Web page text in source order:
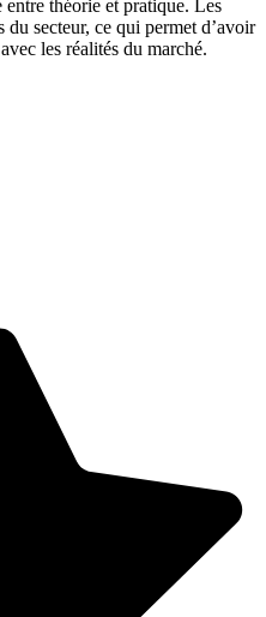
entre théorie et pratique. Les
du secteur, ce qui permet d’avoir
les réalités du marché.